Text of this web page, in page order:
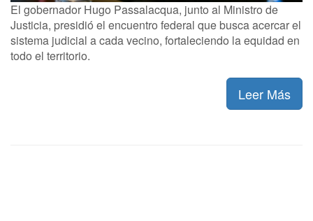
El gobernador Hugo Passalacqua, junto al Ministro de
Justicia, presidió el encuentro federal que busca acercar el
sistema judicial a cada vecino, fortaleciendo la equidad en
todo el territorio.
Leer Más